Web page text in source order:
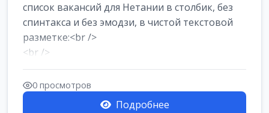
список вакансий для Нетании в столбик, без
спинтакса и без эмодзи, в чистой текстовой
разметке:<br />
<br />
Работа в Нетании на мебельном
производстве: требу...
0 просмотров
Подробнее